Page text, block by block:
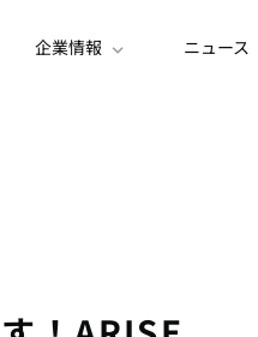
企業情報 ニュース